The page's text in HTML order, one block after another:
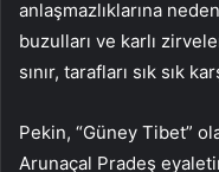
anlaşmazlıklarına
buzulları ve karlı
sınır, tarafları sık sık
Pekin, “Güney Tibet”
Arunaçal Pradeş